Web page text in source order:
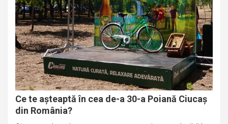
Ce te așteaptă în cea de-a 30-a Poiană Ciucaș
din România?